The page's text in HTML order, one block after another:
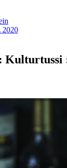
2020
Kulturtussi